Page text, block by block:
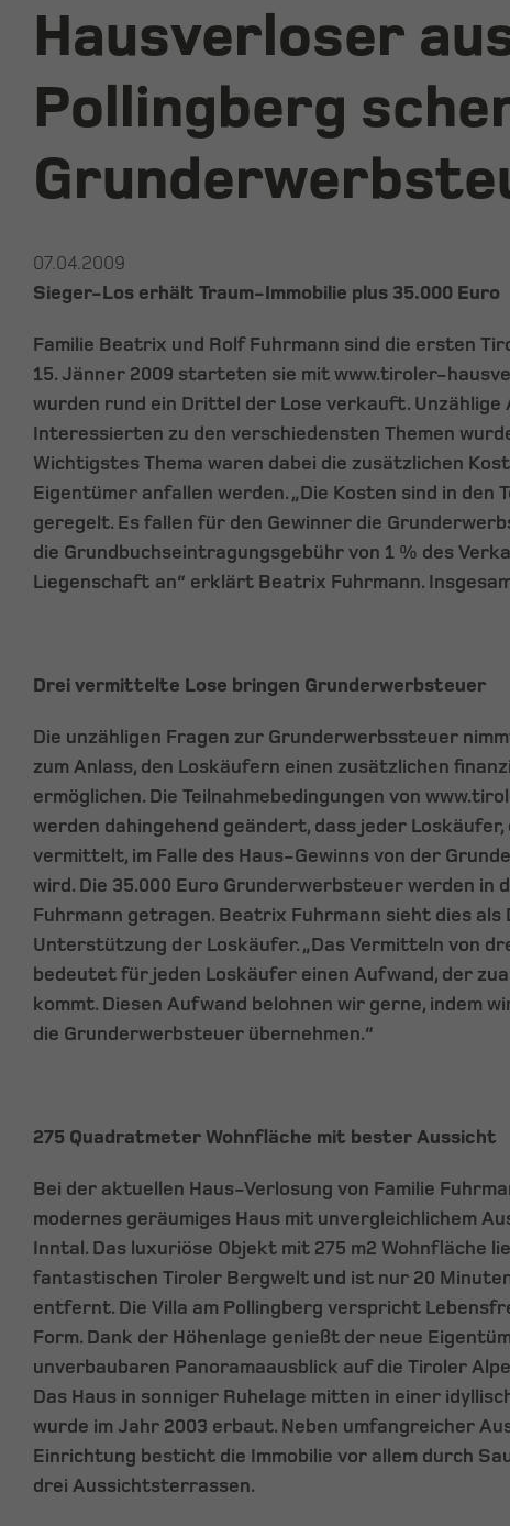
Hausverloser
Pollingberg
07.04.2009
Sieger-Los erhält Traum-Immobilie plus 35.000 Euro
Familie Beatrix und Rolf Fuhrmann sind die ersten
15. Jänner 2009 starteten sie mit www.tiroler-
wurden rund ein Drittel der Lose verkauft. Unzählige
Interessierten zu den verschiedensten Themen
Wichtigstes Thema waren dabei die zusätzlichen
Eigentümer anfallen werden. „Die Kosten sind in den
geregelt. Es fallen für den Gewinner die
die Grundbuchseintragungsgebühr von 1 % des
Liegenschaft an“ erklärt Beatrix Fuhrmann.
Drei vermittelte Lose bringen Grunderwerbsteuer
Die unzähligen Fragen zur Grunderwerbssteuer
zum Anlass, den Loskäufern einen zusätzlichen
ermöglichen. Die Teilnahmebedingungen von
werden dahingehend geändert, dass jeder
vermittelt, im Falle des Haus-Gewinns von der
wird. Die 35.000 Euro Grunderwerbsteuer werden in
Fuhrmann getragen. Beatrix Fuhrmann sieht dies als
Unterstützung der Loskäufer. „Das Vermitteln von
bedeutet für jeden Loskäufer einen Aufwand, der
kommt. Diesen Aufwand belohnen wir gerne, indem
die Grunderwerbsteuer übernehmen.“
275 Quadratmeter Wohnfläche mit bester Aussicht
Bei der aktuellen Haus-Verlosung von Familie
modernes geräumiges Haus mit unvergleichlichem
Inntal. Das luxuriöse Objekt mit 275 m2 Wohnfläche
fantastischen Tiroler Bergwelt und ist nur 20
entfernt. Die Villa am Pollingberg verspricht
Form. Dank der Höhenlage genießt der neue
unverbaubaren Panoramaausblick auf die Tiroler
Das Haus in sonniger Ruhelage mitten in einer
wurde im Jahr 2003 erbaut. Neben umfangreicher
Einrichtung besticht die Immobilie vor allem durch
drei Aussichtsterrassen.